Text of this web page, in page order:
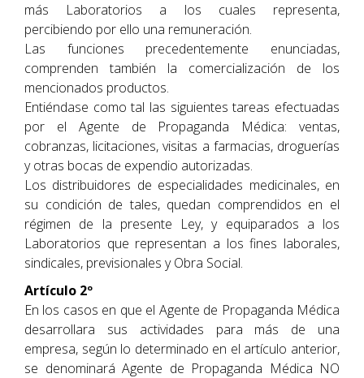
más Laboratorios a los cuales representa,
percibiendo por ello una remuneración.
Las funciones precedentemente enunciadas,
comprenden también la comercialización de los
mencionados productos.
Entiéndase como tal las siguientes tareas efectuadas
por el Agente de Propaganda Médica: ventas,
cobranzas, licitaciones, visitas a farmacias, droguerías
y otras bocas de expendio autorizadas.
Los distribuidores de especialidades medicinales, en
su condición de tales, quedan comprendidos en el
régimen de la presente Ley, y equiparados a los
Laboratorios que representan a los fines laborales,
sindicales, previsionales y Obra Social.
Artículo 2º
En los casos en que el Agente de Propaganda Médica
desarrollara sus actividades para más de una
empresa, según lo determinado en el artículo anterior,
se denominará Agente de Propaganda Médica NO